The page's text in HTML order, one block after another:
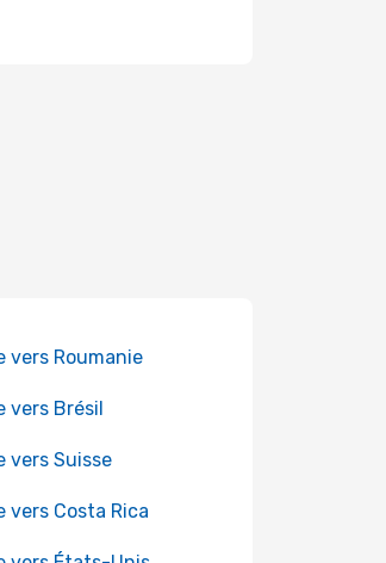
vers Roumanie
vers Brésil
vers Suisse
vers Costa Rica